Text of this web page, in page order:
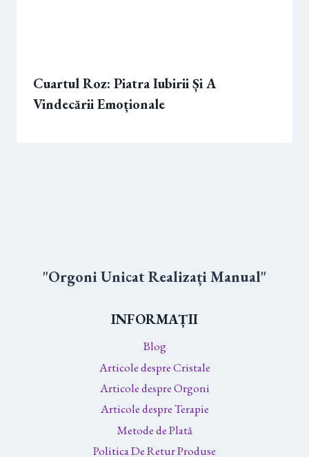
Cuartul Roz: Piatra Iubirii Și A
Vindecării Emoționale
"Orgoni Unicat Realizați Manual"
INFORMAȚII
Blog
Articole despre Cristale
Articole despre Orgoni
Articole despre Terapie
Metode de Plată
Politica De Retur Produse